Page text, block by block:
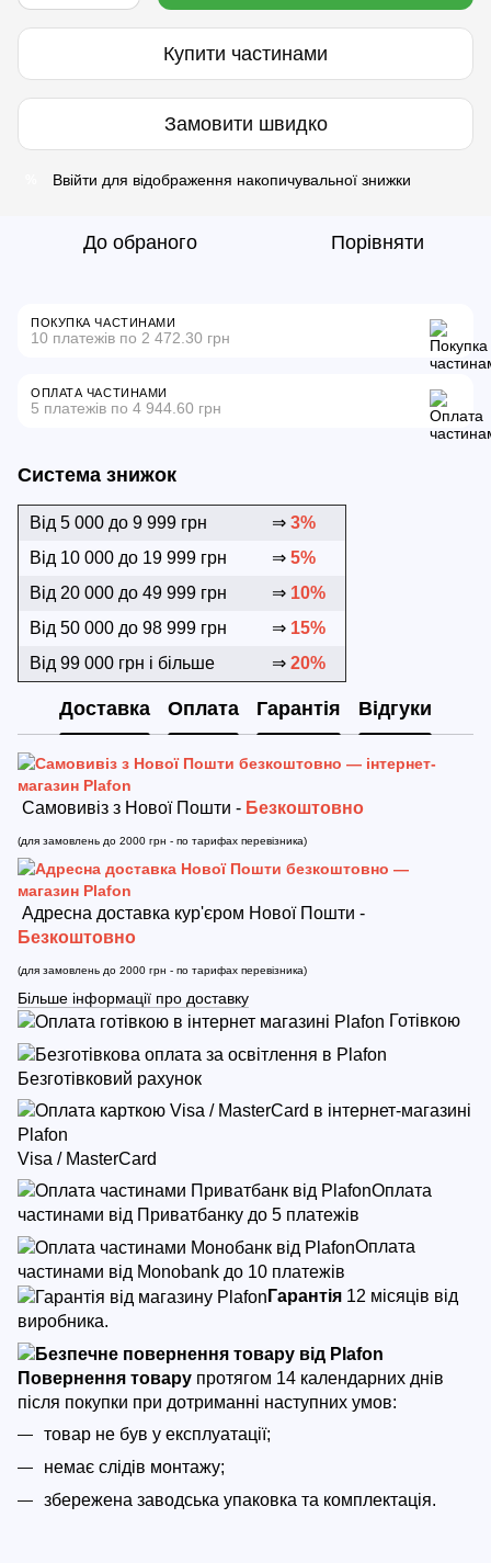
Купити частинами
Замовити швидко
Ввійти для відображення накопичувальної знижки
До обраного Порівняти
ПОКУПКА ЧАСТИНАМИ
10 платежів по 2 472.30 грн
ОПЛАТА ЧАСТИНАМИ
5 платежів по 4 944.60 грн
Система знижок
Від 5 000 до 9 999 грн ⇒ 3%
Від 10 000 до 19 999 грн
⇒ 5%
Від 20 000 до 49 999 грн
⇒ 10%
Від 50 000 до 98 999 грн
⇒ 15%
Від 99 000 грн і більше
⇒ 20%
Доставка Оплата Гарантія Відгуки
Самовивіз з Нової Пошти - Безкоштовно
(для замовлень до 2000 грн - по тарифах перевізника)
Адресна доставка кур'єром Нової Пошти -
Безкоштовно
(для замовлень до 2000 грн - по тарифах перевізника)
Більше інформації про доставку
Готівкою
Безготівковий рахунок
Visa / MasterCard
Оплата
частинами від Приватбанку до 5 платежів
Оплата
частинами від Monobank до 10 платежів
Гарантія 12 місяців від
виробника.
Повернення товару протягом 14 календарних днів
після покупки при дотриманні наступних умов:
товар не був у експлуатації;
немає слідів монтажу;
збережена заводська упаковка та комплектація.